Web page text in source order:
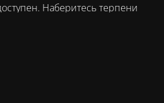
Наберитесь терпения